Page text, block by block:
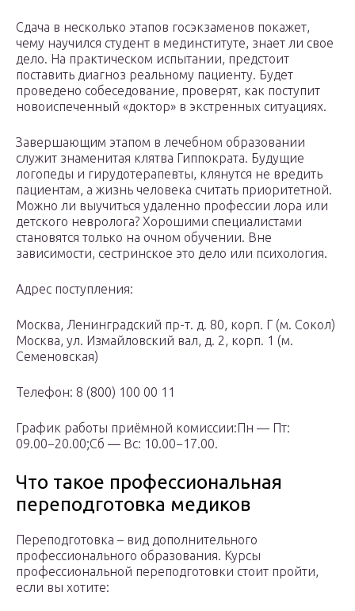
Сдача в несколько этапов госэкзаменов покажет,
чему научился студент в мединституте, знает ли свое
дело. На практическом испытании, предстоит
поставить диагноз реальному пациенту. Будет
проведено собеседование, проверят, как поступит
новоиспеченный «доктор» в экстренных ситуациях.
Завершающим этапом в лечебном образовании
служит знаменитая клятва Гиппократа. Будущие
логопеды и гирудотерапевты, клянутся не вредить
пациентам, а жизнь человека считать приоритетной.
Можно ли выучиться удаленно профессии лора или
детского невролога? Хорошими специалистами
становятся только на очном обучении. Вне
зависимости, сестринское это дело или психология.
Адрес поступления:
Москва, Ленинградский пр-т. д. 80, корп. Г (м. Сокол)
Москва, ул. Измайловский вал, д. 2, корп. 1 (м.
Семеновская)
Телефон: 8 (800) 100 00 11
График работы приёмной комиссии:Пн — Пт:
09.00−20.00;Сб — Вс: 10.00−17.00.
Что такое профессиональная
переподготовка медиков
Переподготовка – вид дополнительного
профессионального образования. Курсы
профессиональной переподготовки стоит пройти,
если вы хотите: